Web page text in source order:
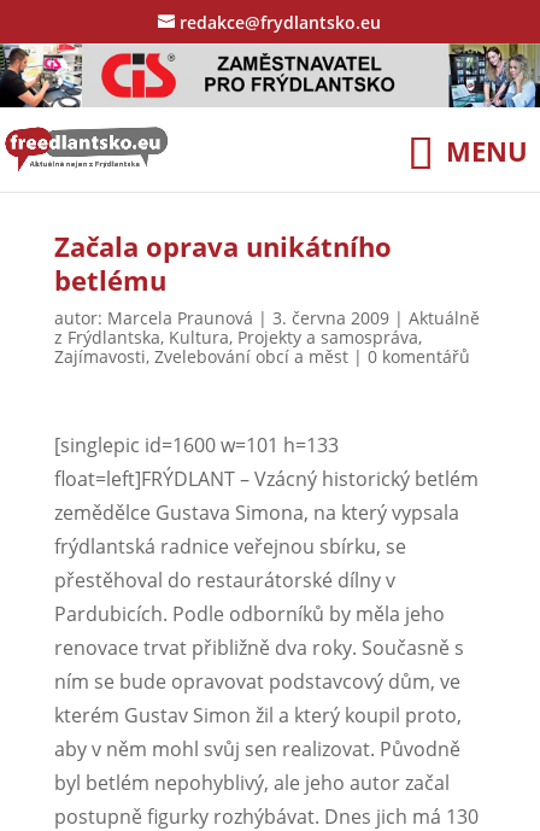
redakce@frydlantsko.eu
Začala oprava unikátního
betlému
autor: Marcela Praunová | 3. června 2009| Aktuálně
z Frýdlantska, Kultura, Projekty a samospráva,
Zajímavosti, Zvelebování obcí a měst| 0 komentářů
[singlepic id=1600 w=101 h=133
float=left]FRÝDLANT – Vzácný historický betlém
zemědělce Gustava Simona, na který vypsala
frýdlantská radnice veřejnou sbírku, se
přestěhoval do restaurátorské dílny v
Pardubicích. Podle odborníků by měla jeho
renovace trvat přibližně dva roky. Současně s
ním se bude opravovat podstavcový dům, ve
kterém Gustav Simon žil a který koupil proto,
aby v něm mohl svůj sen realizovat. Původně
byl betlém nepohyblivý, ale jeho autor začal
postupně figurky rozhýbávat. Dnes jich má 130